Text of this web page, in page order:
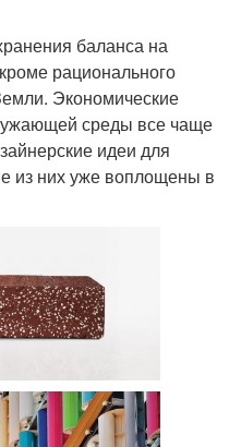
баланса на
рационального
Экономические
среды все чаще
идеи для
из них уже воплощены в